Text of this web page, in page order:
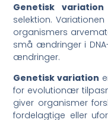
Genetisk variation
selektion.
organismers
små ændringer i
ændringer.
Genetisk variation
for evolutionær
giver organismer
fordelagtige eller